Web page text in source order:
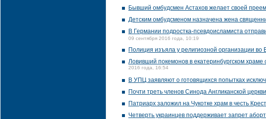
Бывший омбудсмен Астахов желает своей
Детским омбудсменом назначена жена
В Германии подростка-псевдоисламиста
09 сентября 2016 года, 10:19
Полиция изъяла у религиозной организации
Ловивший покемонов в екатеринбургском
2016 года, 16:54
В УПЦ заявляют о готовящихся попытках
Почти треть членов Синода Англиканской
Патриарх заложил на Чукотке храм в честь
Четверть украинцев поддерживает запрет